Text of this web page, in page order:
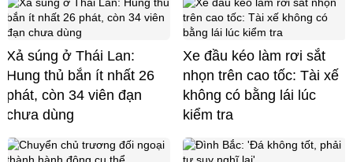
Xả súng ở Thái Lan:
Hung thủ bắn ít nhất 26
phát, còn 34 viên đạn
chưa dùng
Xe đầu kéo làm rơi sắt
nhọn trên cao tốc: Tài xế
không có bằng lái lúc
kiểm tra